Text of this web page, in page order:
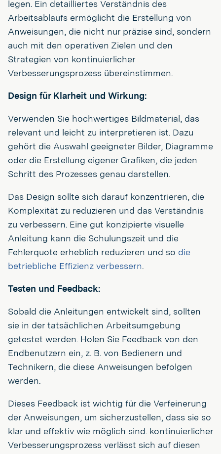
legen. Ein detailliertes Verständnis des
Arbeitsablaufs ermöglicht die Erstellung von
Anweisungen, die nicht nur präzise sind, sondern
auch mit den operativen Zielen und den
Strategien von kontinuierlicher
Verbesserungsprozess übereinstimmen.
Design für Klarheit und Wirkung:
Verwenden Sie hochwertiges Bildmaterial, das
relevant und leicht zu interpretieren ist. Dazu
gehört die Auswahl geeigneter Bilder, Diagramme
oder die Erstellung eigener Grafiken, die jeden
Schritt des Prozesses genau darstellen.
Das Design sollte sich darauf konzentrieren, die
Komplexität zu reduzieren und das Verständnis
zu verbessern. Eine gut konzipierte visuelle
Anleitung kann die Schulungszeit und die
Fehlerquote erheblich reduzieren und so die
betriebliche Effizienz verbessern.
Testen und Feedback:
Sobald die Anleitungen entwickelt sind, sollten
sie in der tatsächlichen Arbeitsumgebung
getestet werden. Holen Sie Feedback von den
Endbenutzern ein, z. B. von Bedienern und
Technikern, die diese Anweisungen befolgen
werden.
Dieses Feedback ist wichtig für die Verfeinerung
der Anweisungen, um sicherzustellen, dass sie so
klar und effektiv wie möglich sind. kontinuierlicher
Verbesserungsprozess verlässt sich auf diesen